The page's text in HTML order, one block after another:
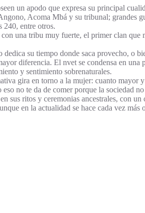
un apodo que expresa su principal
Acoma Mbá y su tribunal; grandes
entre otros.
una tribu muy fuerte, el primer clan que
su tiempo donde saca provecho, o
diferencia. El nvet se condensa en una
y sentimiento sobrenaturales.
gira en torno a la mujer: cuanto mayor
no te da de comer porque la sociedad
sus ritos y ceremonias ancestrales, con
en la actualidad se hace cada vez más